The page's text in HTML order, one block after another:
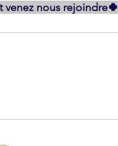
venez nous rejoindre🍀